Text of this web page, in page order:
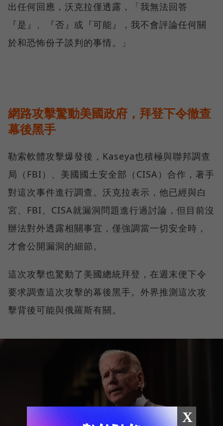
出任何回應，沃克拉僅透露，「我無法回答
『是』、『否』或『可能』，我不會評論任何關
於和恐怖份子談判的事情。」
網路攻擊驚動美國政府，拜登下令徹查
幕後黑手
勒索軟體攻擊爆發後，Kaseya也積極與聯邦調查
局（FBI）、美國國土安全部（CISA）合作，著手
對這次事件進行調查。沃克拉表示，他已經與白
宮、FBI、CISA就漏洞問題進行過討論，但目前沒
辦法對外透露相關事宜，僅強調當一切安全時，
才會公開漏洞的細節。
這次攻擊也驚動了美國總統拜登，在週末便下令
要求調查這次攻擊的幕後黑手。外界推測這次攻
擊背後可能與俄羅斯有關。
X